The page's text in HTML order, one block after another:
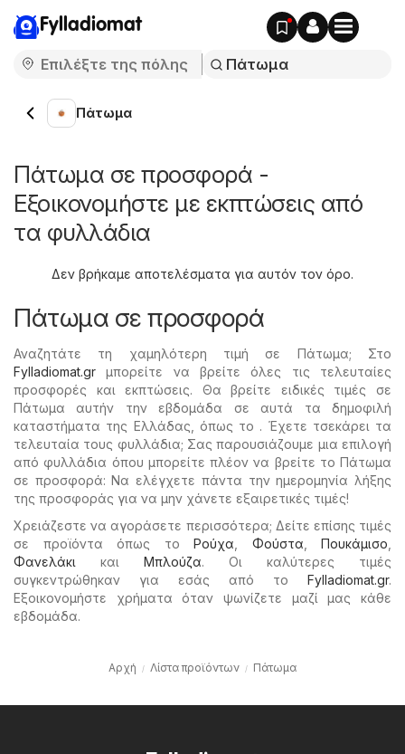
Fylladiomat
Πάτωμα
Πάτωμα σε προσφορά -
Εξοικονομήστε με εκπτώσεις από
τα φυλλάδια
Δεν βρήκαμε αποτελέσματα για αυτόν τον όρο.
Πάτωμα σε προσφορά
Αναζητάτε τη χαμηλότερη τιμή σε Πάτωμα; Στο
Fylladiomat.gr μπορείτε να βρείτε όλες τις τελευταίες
προσφορές και εκπτώσεις. Θα βρείτε ειδικές τιμές σε
Πάτωμα αυτήν την εβδομάδα σε αυτά τα δημοφιλή
καταστήματα της Ελλάδας, όπως το . Έχετε τσεκάρει τα
τελευταία τους φυλλάδια; Σας παρουσιάζουμε μια επιλογή
από φυλλάδια όπου μπορείτε πλέον να βρείτε το Πάτωμα
σε προσφορά: Να ελέγχετε πάντα την ημερομηνία λήξης
της προσφοράς για να μην χάνετε εξαιρετικές τιμές!
Χρειάζεστε να αγοράσετε περισσότερα; Δείτε επίσης τιμές
σε προϊόντα όπως το Ρούχα Φούστα Πουκάμισο
Φανελάκι και Μπλούζα. Οι καλύτερες τιμές
συγκεντρώθηκαν για εσάς από το Fylladiomat.gr.
Εξοικονομήστε χρήματα όταν ψωνίζετε μαζί μας κάθε
εβδομάδα.
Αρχή Λίστα προϊόντων Πάτωμα